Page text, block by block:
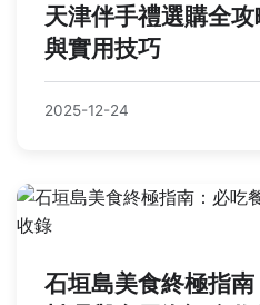
天津伴手禮選購全
與實用技巧
2025-12-24
石垣島美食終極指